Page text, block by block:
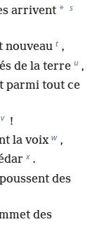
arrivent * s
nouveau t ,
de la terre u ,
parmi tout ce
v !
la voix w ,
x .
des
des